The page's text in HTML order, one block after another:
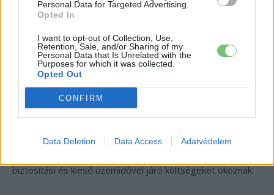
Personal Data for Targeted Advertising.
Opted In
I want to opt-out of Collection, Use,
Retention, Sale, and/or Sharing of my
Personal Data that Is Unrelated with the
Purposes for which it was collected.
Opted Out
CONFIRM
Data Deletion Data Access Adatvédelem
sorozatgyártásának felfuttatását: az első példányok
volumenű gyártósoráról, amely évente akár
50 000
elektromos kamionelőállítására lesz képes. A
biztonságra és menetstabilitásra épített kommunikáció
éppen ebben az időszakban különösen értékes, hiszen a
flottakezelők számára nemcsak a hatótáv és az
minél kevesebb balesetet szenvedjenek — a felborulások
biztosítási és kieső üzemidővel járó költségeket okoznak.